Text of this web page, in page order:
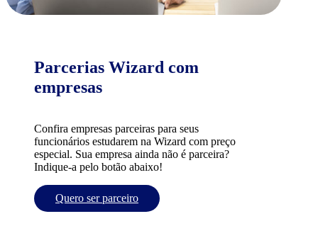
Parcerias Wizard com
empresas
Confira empresas parceiras para seus
funcionários estudarem na Wizard com preço
especial. Sua empresa ainda não é parceira?
Indique-a pelo botão abaixo!
Quero ser parceiro